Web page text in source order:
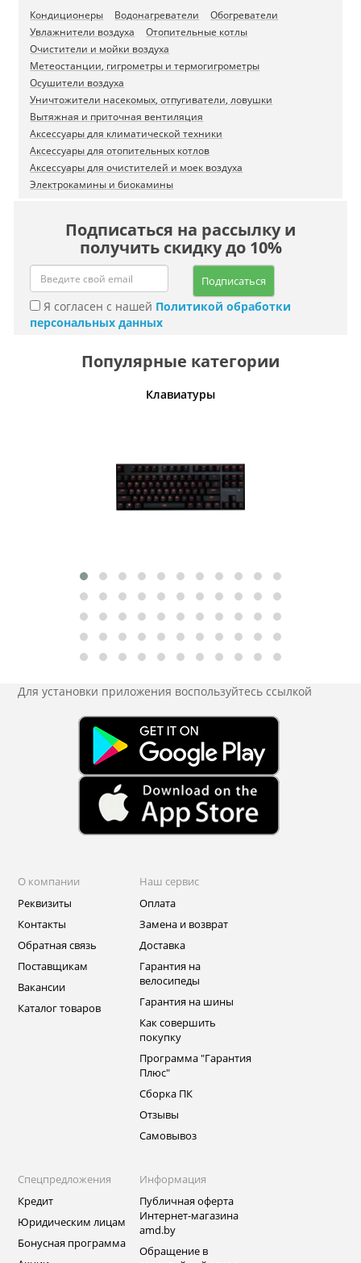
Кондиционеры
Водонагреватели
Обогреватели
Увлажнители воздуха
Отопительные котлы
Очистители и мойки воздуха
Метеостанции, гигрометры и термогигрометры
Осушители воздуха
Уничтожители насекомых, отпугиватели, ловушки
Вытяжная и приточная вентиляция
Аксессуары для климатической техники
Аксессуары для отопительных котлов
Аксессуары для очистителей и моек воздуха
Электрокамины и биокамины
Подписаться на рассылку и
получить скидку до 10%
Подписаться
Я согласен с нашей Политикой обработки
персональных данных
Популярные категории
Клавиатуры
Для установки приложения воспользуйтесь ссылкой
О компании
Реквизиты
Контакты
Обратная связь
Поставщикам
Вакансии
Каталог товаров
Наш сервис
Оплата
Замена и возврат
Доставка
Гарантия на
велосипеды
Гарантия на шины
Как совершить
покупку
Программа "Гарантия
Плюс"
Сборка ПК
Отзывы
Самовывоз
Спецпредложения
Кредит
Юридическим лицам
Бонусная программа
Информация
Публичная оферта
Интернет-магазина
amd.by
Обращение в